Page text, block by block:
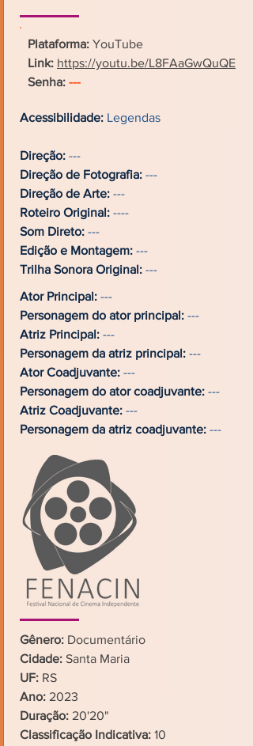
Plataforma: YouTube
Link: https://youtu.be/L8FAaGwQuQE
Senha: ---
Acessibilidade: Legendas
Direção: ---
Direção de Fotografia: ---
Direção de Arte: ---
Roteiro Original: ----
Som Direto: ---
Edição e Montagem: ---
Trilha Sonora Original: ---
Ator Principal: ---
Personagem do ator principal: ---
Atriz Principal: ---
Personagem da atriz principal: ---
Ator Coadjuvante: ---
Personagem do ator coadjuvante: ---
Atriz Coadjuvante: ---
Personagem da atriz coadjuvante: ---
Gênero: Documentário
Cidade: Santa Maria
UF: RS
Ano: 2023
Duração: 20'20"
Classificação Indicativa: 10